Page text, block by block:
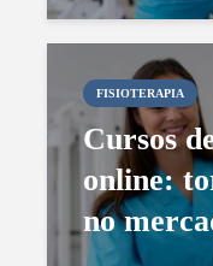
FISIOTERAPIA
Cursos
online:
no